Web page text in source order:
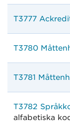
T3777
T3780
T3781
T3782
alfabetiska